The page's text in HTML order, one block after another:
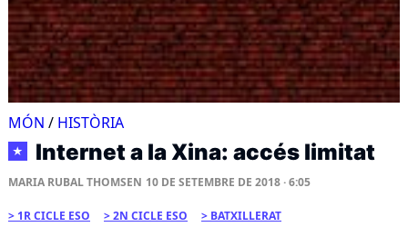
MÓN / HISTÒRIA
★ Internet a la Xina: accés limitat
MARIA RUBAL THOMSEN 10 DE SETEMBRE DE 2018 · 6:05
1R CICLE ESO 2N CICLE ESO BATXILLERAT